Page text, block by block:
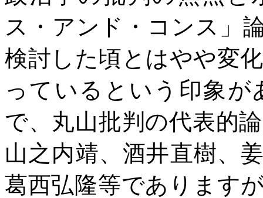
ス・アンド・コンス」
検討した頃とはやや変
っているという印象が
で、丸山批判の代表的
山之内靖、酒井直樹、
葛西弘隆等であります